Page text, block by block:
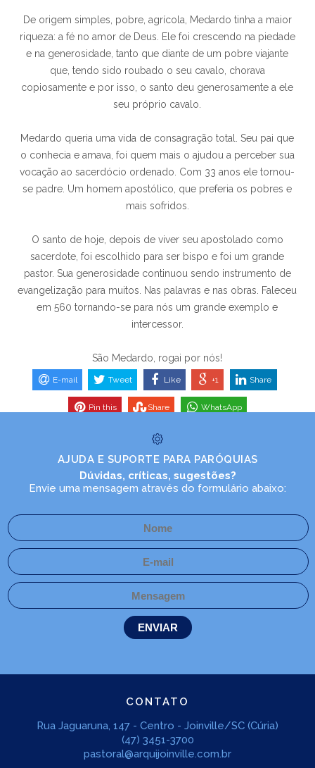
De origem simples, pobre, agrícola, Medardo tinha a maior
riqueza: a fé no amor de Deus. Ele foi crescendo na piedade
e na generosidade, tanto que diante de um pobre viajante
que, tendo sido roubado o seu cavalo, chorava
copiosamente e por isso, o santo deu generosamente a ele
seu próprio cavalo.
Medardo queria uma vida de consagração total. Seu pai que
o conhecia e amava, foi quem mais o ajudou a perceber sua
vocação ao sacerdócio ordenado. Com 33 anos ele tornou-
se padre. Um homem apostólico, que preferia os pobres e
mais sofridos.
O santo de hoje, depois de viver seu apostolado como
sacerdote, foi escolhido para ser bispo e foi um grande
pastor. Sua generosidade continuou sendo instrumento de
evangelização para muitos. Nas palavras e nas obras. Faleceu
em 560 tornando-se para nós um grande exemplo e
intercessor.
São Medardo, rogai por nós!
E-mail Tweet Like +1 Share
Pin this Share WhatsApp
AJUDA E SUPORTE PARA PARÓQUIAS
Dúvidas, críticas, sugestões?
Envie uma mensagem através do formulário abaixo:
CONTATO
Rua Jaguaruna, 147 - Centro - Joinville/SC (Cúria)
(47) 3451-3700
pastoral@arquijoinville.com.br